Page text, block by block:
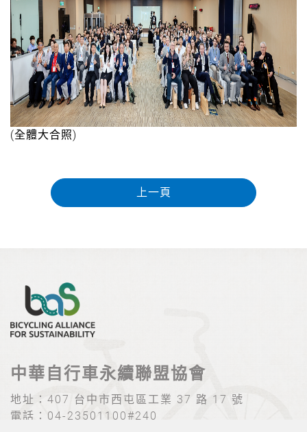
(全體大合照)
上一頁
中華自行車永續聯盟協會
地址： 407 台中市西屯區工業 37 路 17 號
電話： 04-23501100#240